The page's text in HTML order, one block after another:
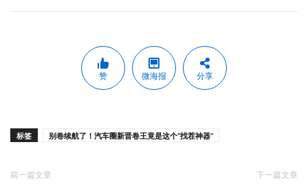
赞 微海报 分享
标签 别卷续航了！汽车圈新晋卷王竟是这个“找茬神器”
前一篇文章 下一篇文章